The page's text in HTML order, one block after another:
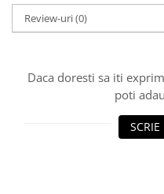
Review-uri(0)
Daca doresti sa iti
poti